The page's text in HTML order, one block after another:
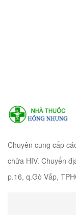
Chuyên cung cấp
chữa HIV. Chuyển
p.16, q.Gò Vấp,